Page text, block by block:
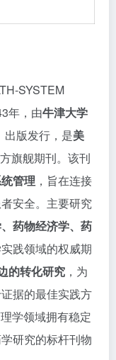
SYSTEM
年，由牛津大学
出版发行，是美
旗舰期刊。该刊
管理 ，旨在连接
安全。主要研究
药物经济学、药
践领域的权威期
的转化研究 ，为
据的最佳实践方
学领域拥有稳定
研究的标杆刊物